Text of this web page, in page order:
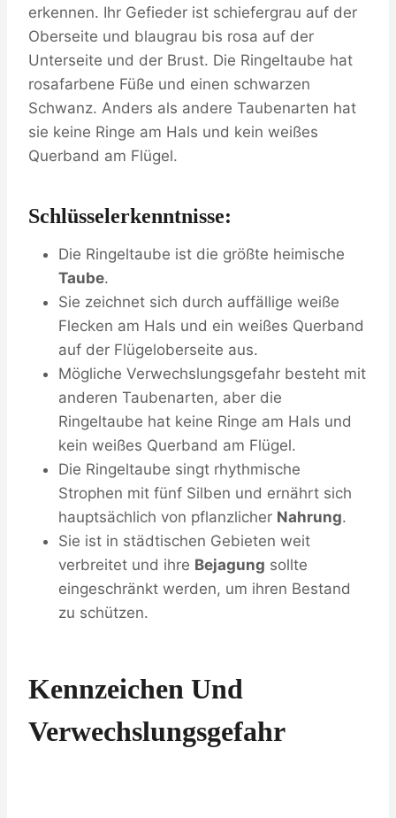
erkennen. Ihr Gefieder ist schiefergrau auf der
Oberseite und blaugrau bis rosa auf der
Unterseite und der Brust. Die Ringeltaube hat
rosafarbene Füße und einen schwarzen
Schwanz. Anders als andere Taubenarten hat
sie keine Ringe am Hals und kein weißes
Querband am Flügel.
Schlüsselerkenntnisse:
Die Ringeltaube ist die größte heimische
Taube.
Sie zeichnet sich durch auffällige weiße
Flecken am Hals und ein weißes Querband
auf der Flügeloberseite aus.
Mögliche Verwechslungsgefahr besteht mit
anderen Taubenarten, aber die
Ringeltaube hat keine Ringe am Hals und
kein weißes Querband am Flügel.
Die Ringeltaube singt rhythmische
Strophen mit fünf Silben und ernährt sich
hauptsächlich von pflanzlicher Nahrung.
Sie ist in städtischen Gebieten weit
verbreitet und ihre Bejagung sollte
eingeschränkt werden, um ihren Bestand
zu schützen.
Kennzeichen Und
Verwechslungsgefahr